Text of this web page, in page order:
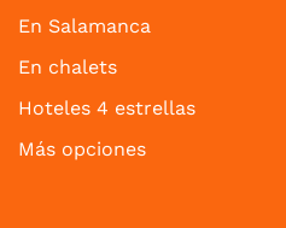
En Salamanca
En chalets
Hoteles 4 estrellas
Más opciones